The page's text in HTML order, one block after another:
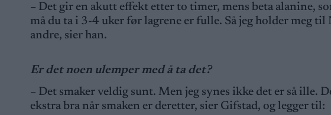
– Det gir en akutt effekt etter to timer, mens beta alanine,
må du ta i 3-4 uker før lagrene er fulle. Så jeg holder meg
andre, sier han.
Er det noen ulemper med å ta det?
– Det smaker veldig sunt. Men jeg synes ikke det er så ille.
ekstra bra når smaken er deretter, sier Gifstad, og legger til: